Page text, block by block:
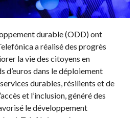
durable (ODD) ont
a réalisé des progrès
la vie des citoyens en
d’euros dans le déploiement
durables, résilients et de
et l’inclusion, généré des
le développement